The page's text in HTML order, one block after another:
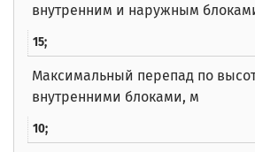
внутренним и наружным
15;
Максимальный перепад по
внутренними блоками, м
10;